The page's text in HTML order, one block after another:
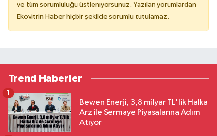
ve tüm sorumluluğu üstleniyorsunuz. Yazılan yorumlardan
Ekovitrin Haber hiçbir şekilde sorumlu tutulamaz.
Trend Haberler
Bewen Enerji, 3,8 milyar TL'lik Halka
Arz ile Sermaye Piyasalarına Adım
Atıyor
1